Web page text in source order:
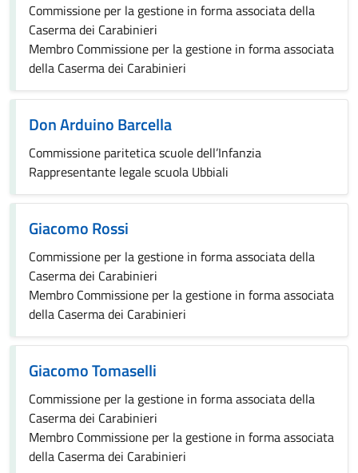
Commissione per la gestione in forma associata della
Caserma dei Carabinieri
Membro Commissione per la gestione in forma associata
della Caserma dei Carabinieri
Don Arduino Barcella
Commissione paritetica scuole dell’Infanzia
Rappresentante legale scuola Ubbiali
Giacomo Rossi
Commissione per la gestione in forma associata della
Caserma dei Carabinieri
Membro Commissione per la gestione in forma associata
della Caserma dei Carabinieri
Giacomo Tomaselli
Commissione per la gestione in forma associata della
Caserma dei Carabinieri
Membro Commissione per la gestione in forma associata
della Caserma dei Carabinieri